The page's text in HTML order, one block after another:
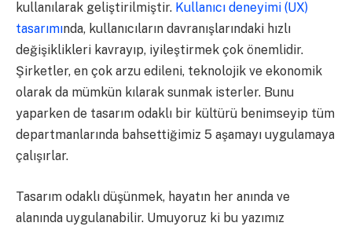
kullanılarak geliştirilmiştir. Kullanıcı deneyimi (UX)
tasarımında, kullanıcıların davranışlarındaki hızlı
değişiklikleri kavrayıp, iyileştirmek çok önemlidir.
Şirketler, en çok arzu edileni, teknolojik ve ekonomik
olarak da mümkün kılarak sunmak isterler. Bunu
yaparken de tasarım odaklı bir kültürü benimseyip tüm
departmanlarında bahsettiğimiz 5 aşamayı uygulamaya
çalışırlar.
Tasarım odaklı düşünmek, hayatın her anında ve
alanında uygulanabilir. Umuyoruz ki bu yazımız